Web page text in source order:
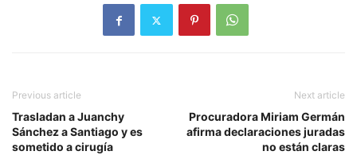
Previous article
Trasladan a Juanchy
Sánchez a Santiago y es
sometido a cirugía
Next article
Procuradora Miriam Germán
afirma declaraciones juradas
no están claras